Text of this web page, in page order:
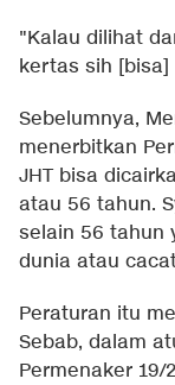
"Kalau dilihat
kertas sih
Sebelumnya,
menerbitkan
JHT bisa
atau 56 tahun.
selain 56 tahun
dunia atau
Peraturan itu
Sebab, dalam
Permenaker 19/